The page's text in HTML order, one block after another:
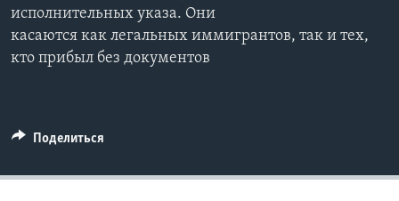
исполнительных указа. Они
касаются как легальных иммигрантов, так и тех,
кто прибыл без документов
Поделиться